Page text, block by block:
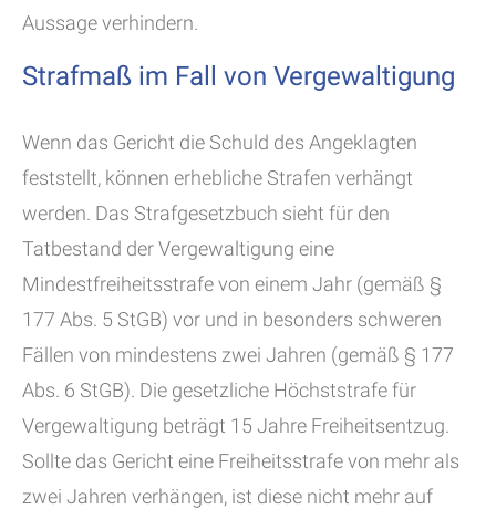
Aussage verhindern.
Strafmaß im Fall von Vergewaltigung
Wenn das Gericht die Schuld des Angeklagten
feststellt, können erhebliche Strafen verhängt
werden. Das Strafgesetzbuch sieht für den
Tatbestand der Vergewaltigung eine
Mindestfreiheitsstrafe von einem Jahr (gemäß §
177 Abs. 5 StGB) vor und in besonders schweren
Fällen von mindestens zwei Jahren (gemäß § 177
Abs. 6 StGB). Die gesetzliche Höchststrafe für
Vergewaltigung beträgt 15 Jahre Freiheitsentzug.
Sollte das Gericht eine Freiheitsstrafe von mehr als
zwei Jahren verhängen, ist diese nicht mehr auf